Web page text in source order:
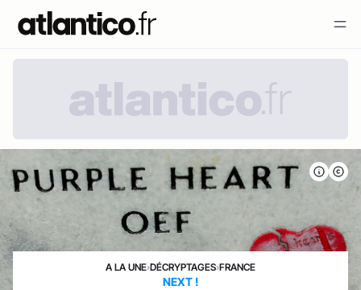
A LA UNE›DÉCRYPTAGES›FRANCE
NEXT !